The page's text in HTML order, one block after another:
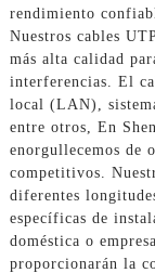
rendimiento
Nuestros cables
más alta calidad
interferencias. El
local (LAN),
entre otros, En
enorgullecemos de
competitivos.
diferentes
específicas de
doméstica o
proporcionarán la